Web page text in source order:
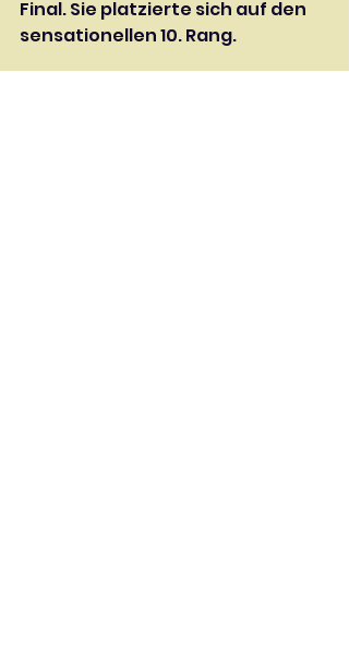
Final. Sie platzierte sich auf den
sensationellen 10. Rang.